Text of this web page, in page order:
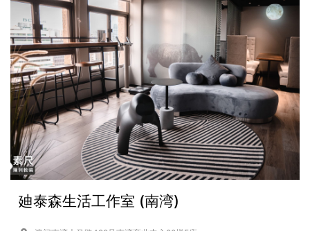
廸泰森生活工作室 (南湾)